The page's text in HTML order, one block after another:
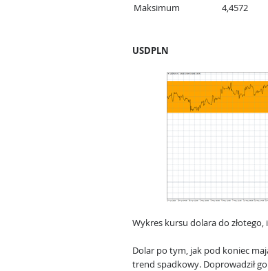
Maksimum 4,4572
USDPLN
Wykres kursu dolara do złotego,
Dolar po tym, jak pod koniec
trend spadkowy. Doprowadził